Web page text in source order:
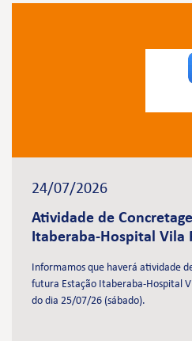
24/07/2026
Atividade de
Itaberaba-Hospital Vila
Informamos que haverá atividade
futura Estação Itaberaba-Hospital
do dia 25/07/26 (sábado).